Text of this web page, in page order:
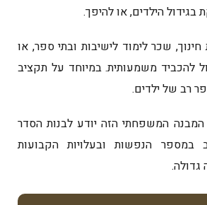
הילדים, או להיפך.
שכר לימוד לישיבות ובתי ספר, או
להכביד משמעותית. במיוחד על תקציב
רב של ילדים.
המבנה המשפחתי הזה יודע לבנות הסדר
הנפשות ובעלויות הקבועות